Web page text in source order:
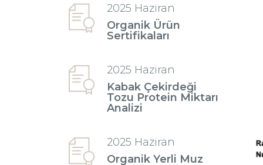
2025 Haziran
Organik Ürün
Sertifikaları
2025 Haziran
Kabak Çekirdeği
Tozu Protein Miktarı
Analizi
2025 Haziran
Organik Yerli Muz